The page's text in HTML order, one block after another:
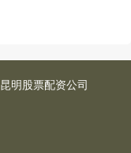
昆明股票配资公司